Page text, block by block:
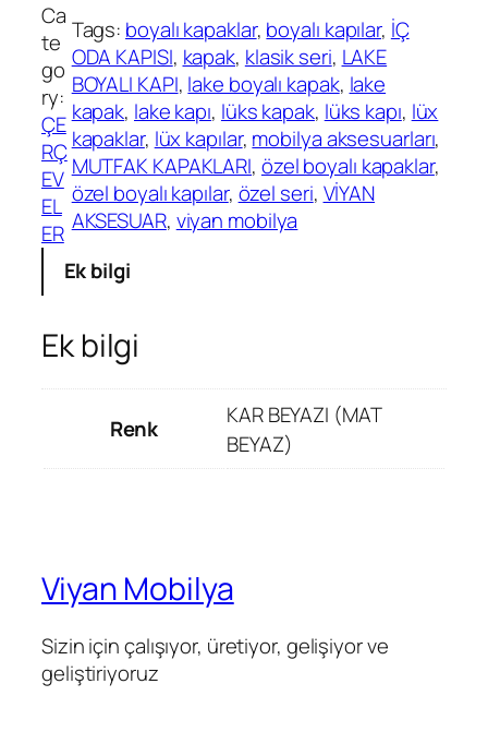
Ca
te
go
ry:
ÇE
RÇ
EV
EL
ER
Tags: boyalı kapaklar, boyalı kapılar, İÇ
ODA KAPISI, kapak, klasik seri, LAKE
BOYALI KAPI, lake boyalı kapak, lake
kapak, lake kapı, lüks kapak, lüks kapı, lüx
kapaklar, lüx kapılar, mobilya aksesuarları
MUTFAK KAPAKLARI, özel boyalı kapaklar
özel boyalı kapılar, özel seri, VİYAN
AKSESUAR, viyan mobilya
Ek bilgi
Ek bilgi
Renk
KAR BEYAZI (MAT
BEYAZ)
Viyan Mobilya
Sizin için çalışıyor, üretiyor, gelişiyor ve
geliştiriyoruz